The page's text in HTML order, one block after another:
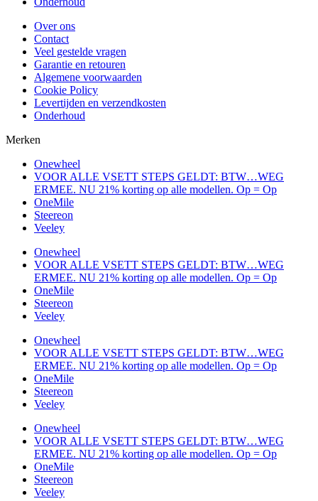
Over ons
Contact
Veel gestelde vragen
Garantie en retouren
Algemene voorwaarden
Cookie Policy
Levertijden en verzendkosten
Onderhoud
Merken
Onewheel
VOOR ALLE VSETT STEPS GELDT: BTW…WEG
ERMEE. NU 21% korting op alle modellen. Op = Op
OneMile
Steereon
Veeley
Onewheel
VOOR ALLE VSETT STEPS GELDT: BTW…WEG
ERMEE. NU 21% korting op alle modellen. Op = Op
OneMile
Steereon
Veeley
Onewheel
VOOR ALLE VSETT STEPS GELDT: BTW…WEG
ERMEE. NU 21% korting op alle modellen. Op = Op
OneMile
Steereon
Veeley
Onewheel
VOOR ALLE VSETT STEPS GELDT: BTW…WEG
ERMEE. NU 21% korting op alle modellen. Op = Op
OneMile
Steereon
Veeley